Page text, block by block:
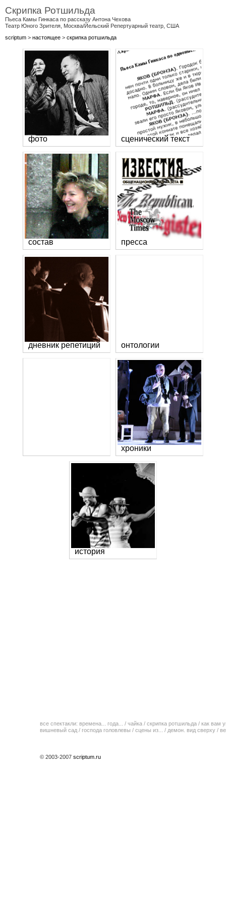
Скрипка Ротшильда
Пьеса Камы Гинкаса по рассказу Антона Чехова
Театр Юного Зрителя, Москва/Йельский Репертуарный театр, США
scriptum > настоящее > скрипка ротшильда
хроники
история
фото сценический текст
состав пресса
дневник репетиций онтологии
все спектакли: времена... года... / чайка / скрипка ротшильда / как вам
вишневый сад / господа головлевы / сцены из... / демон. вид сверху /
© 2003-2007 scriptum.ru